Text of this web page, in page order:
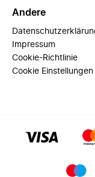
Andere
Impressum
Cookie-Richtlinie
Cookie Einstellungen